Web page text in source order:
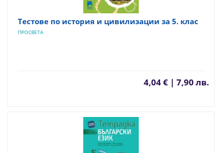
Тестове по история и цивилизации за 5. клас
ПРОСВЕТА
4,04 € | 7,90 лв.